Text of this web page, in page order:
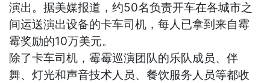
演出。据美媒报道，约50名负责开车在各城市之
间运送演出设备的卡车司机，每人已拿到来自霉
霉奖励的10万美元。
除了卡车司机，霉霉巡演团队的乐队成员、伴
舞、灯光和声音技术人员、餐饮服务人员等都收